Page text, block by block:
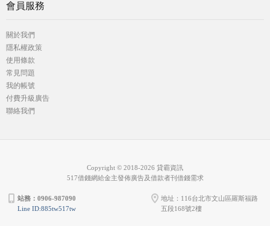
會員服務
關於我們
隱私權政策
使用條款
常見問題
我的帳號
付費升級廣告
聯絡我們
Copyright © 2018-2026 貸霸資訊
517借錢網給金主發佈廣告及借款者刊借錢需求
站務：0906-987090
Line ID:885tw517tw
地址：116台北市文山區羅斯福路
五段168號2樓